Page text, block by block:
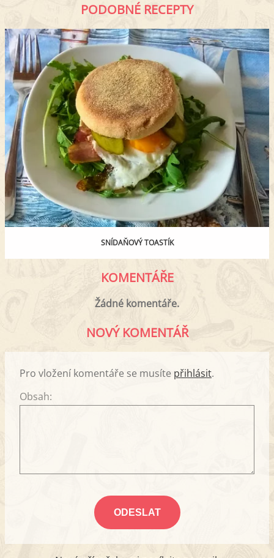
PODOBNÉ RECEPTY
SNÍDAŇOVÝ TOASTÍK
KOMENTÁŘE
Žádné komentáře.
NOVÝ KOMENTÁŘ
Pro vložení komentáře se musíte přihlásit.
Obsah: